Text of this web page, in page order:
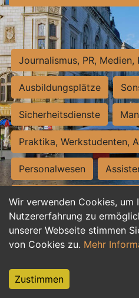
Wir verwenden Cookies, um
Nutzererfahrung zu
unserer Webseite stimmen
von Cookies zu. Mehr
Zustimmen
Journalismus, PR, Medien,
Ausbildungsplätze
Sicherheitsdienste
Praktika, Werkstudenten,
Personalwesen
Hilfskräfte, Aushilfs- und
Einkauf, Logistik,
Weiterbildung, Studium,
Tourismus